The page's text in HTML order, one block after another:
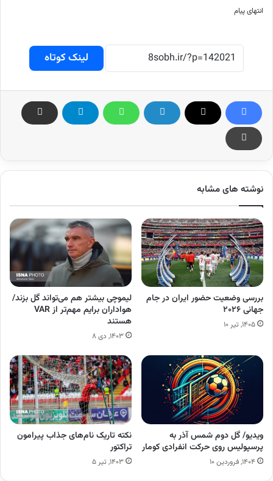
انتهای پیام
لینک کوتاه
نوشته های مشابه
بررسی وضعیت حضور ایران در جام
جهانی ۲۰۲۶
۱۴۰۵, تیر ۱۰
لیموچی بیشتر هم می‌تواند گل بزند/
هواداران برایم مهم‌تر از VAR
هستند
۱۴۰۳, دی ۸
ویدیو/ گل دوم شمس آذر به
پرسپولیس روی حرکت انفرادی کومار
۱۴۰۴, فروردین ۱۰
نکته تاریک نام‌های جذاب پیرامون
تراکتور
۱۴۰۳, تیر ۵